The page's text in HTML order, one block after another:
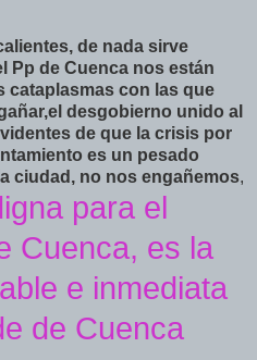
de nada sirve
Pp de Cuenca nos están
cataplasmas con las que
desgobierno unido al
de que la crisis por
es un pesado
ciudad, no nos engañemos,
para el
Cuenca, es la
e inmediata
de Cuenca